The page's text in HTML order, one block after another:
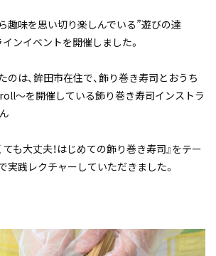
趣味を思い切り楽しんでいる”遊びの達
ンイベントを開催しました。
は、鉾田市在住で、飾り巻き寿司とおうち
～を開催している飾り巻き寿司インストラ
も大丈夫！はじめての飾り巻き寿司』をテー
実践レクチャーしていただきました。